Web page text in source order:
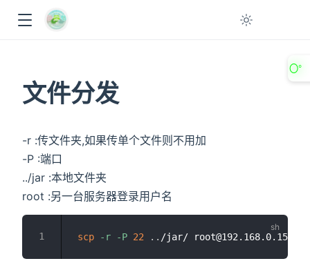
文件分发
-r :传文件夹,如果传单个文件则不用加
-P :端口
../jar :本地文件夹
root :另一台服务器登录用户名
scp -r -P 22 ..
〇°